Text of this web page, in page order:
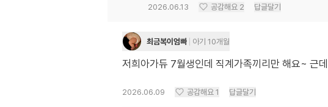
2026.06.13 공감해요 2 답글달기
최금복이엄빠 아기 10개월
저희아가듀 7월생인데 직계가족끼리만 해요~ 근
2026.06.09 공감해요 1 답글달기